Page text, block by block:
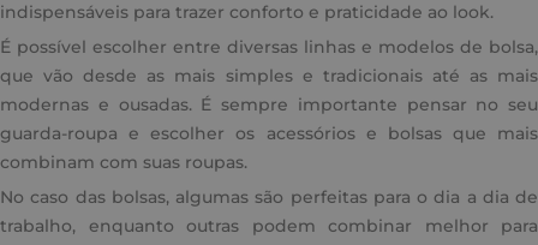
indispensáveis para trazer conforto e praticidade ao look.
É possível escolher entre diversas linhas e modelos de bolsa,
que vão desde as mais simples e tradicionais até as mais
modernas e ousadas. É sempre importante pensar no seu
guarda-roupa e escolher os acessórios e bolsas que mais
combinam com suas roupas.
No caso das bolsas, algumas são perfeitas para o dia a dia de
trabalho, enquanto outras podem combinar melhor para